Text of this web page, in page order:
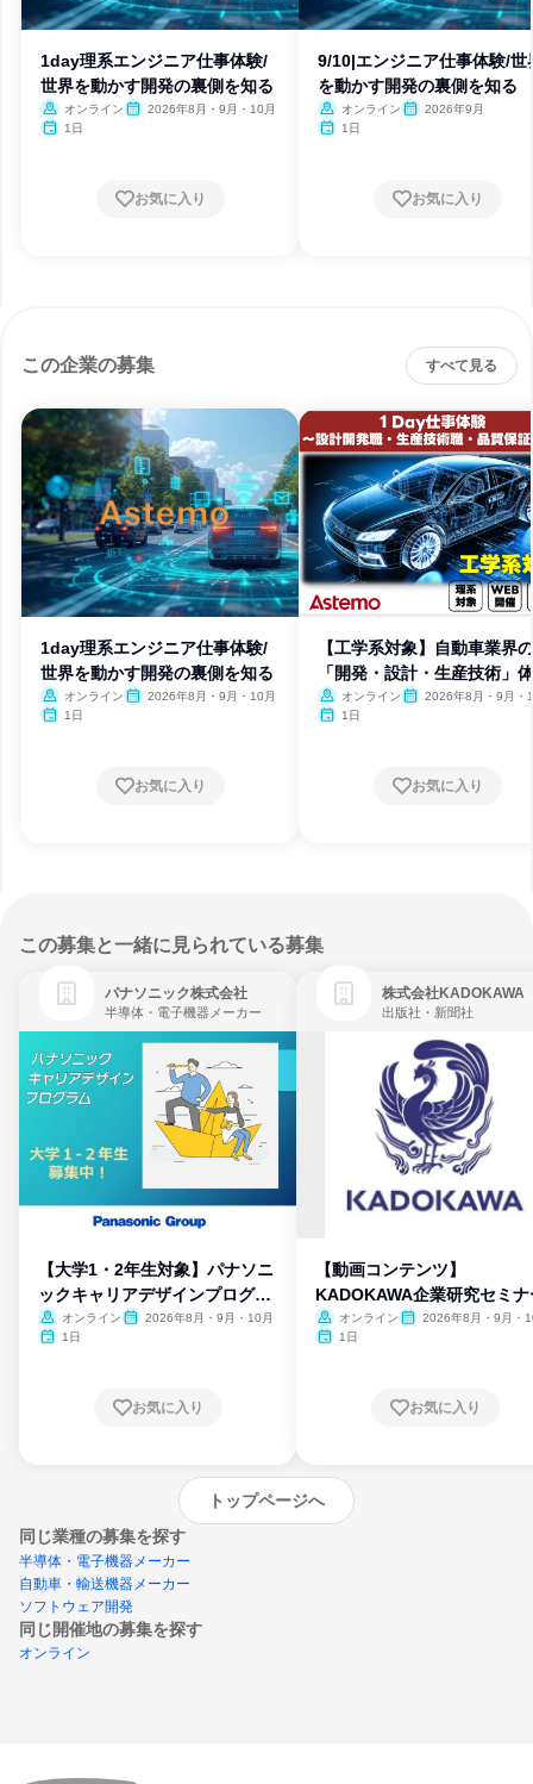
1day理系エンジニア仕事体験/
世界を動かす開発の裏側を知る
オンライン
2026年8月・9月・10月
1日
お気に入り
9/10|エンジニア仕事体験/世
を動かす開発の裏側を知る
オンライン
2026年9月
1日
お気に入り
この企業の募集 すべて見る
1day理系エンジニア仕事体験/
世界を動かす開発の裏側を知る
オンライン
2026年8月・9月・10月
1日
お気に入り
【工学系対象】自動車業界の
「開発・設計・生産技術」
オンライン
2026年8月・9月・
1日
お気に入り
この募集と一緒に見られている募集
パナソニック株式会社
半導体・電子機器メーカー
【大学1・2年生対象】パナソニ
ックキャリアデザインプログラ
ム
オンライン
2026年8月・9月・10月
1日
お気に入り
株式会社KADOKAWA
出版社・新聞社
【動画コンテンツ】
KADOKAWA企業研究セミナ
オンライン
2026年8月・9月・
1日
お気に入り
トップページへ
同じ業種の募集を探す
半導体・電子機器メーカー
自動車・輸送機器メーカー
ソフトウェア開発
同じ開催地の募集を探す
オンライン